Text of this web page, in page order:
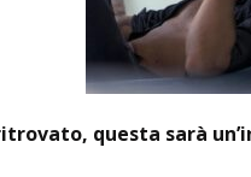
questa sarà